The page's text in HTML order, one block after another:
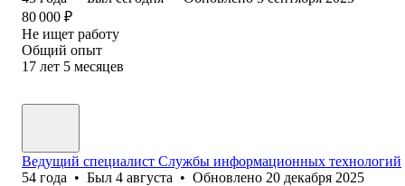
80 000 ₽
Не ищет работу
Общий опыт
17 лет 5 месяцев
Ведущий специалист Службы информационных технологий
54 года • Был 4 августа • Обновлено 20 декабря 2025